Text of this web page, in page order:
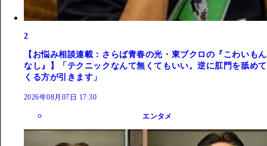
2
【お悩み相談連載：さらば青春の光・東ブクロの『こわいもん
なし』】「テクニックなんて無くてもいい。逆に肛門を舐めて
くる方が引きます」
2026年08月07日 17:30
エンタメ